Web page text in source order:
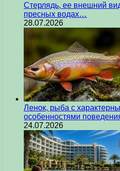
Стерлядь, ее внешний
пресных водах…
28.07.2026
Ленок, рыба с
особенностями
24.07.2026